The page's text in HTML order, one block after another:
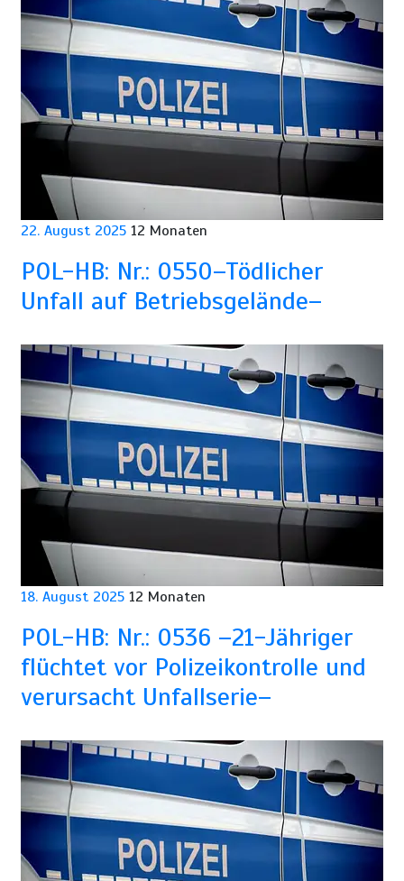
22. August 2025 12 Monaten
POL-HB: Nr.: 0550–Tödlicher
Unfall auf Betriebsgelände–
18. August 2025 12 Monaten
POL-HB: Nr.: 0536 –21-Jähriger
flüchtet vor Polizeikontrolle und
verursacht Unfallserie–